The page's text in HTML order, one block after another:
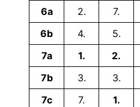
6a
2. 7.
6b
4. 5.
7a
1. 2.
7b
3. 3.
7c
7. 1.